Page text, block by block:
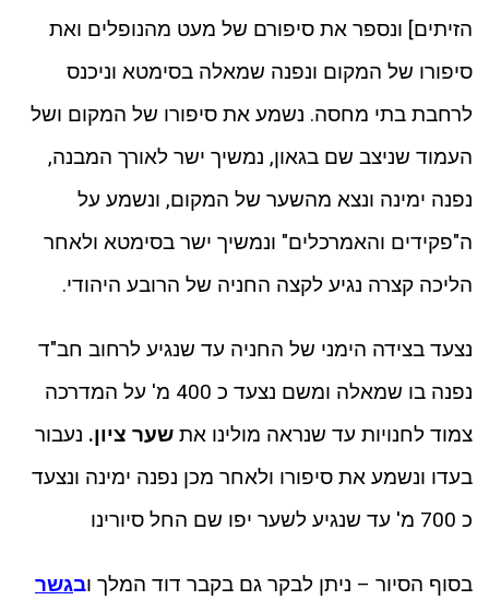
הזיתים] ונספר את סיפורם של מעט מהנופלים ואת
סיפורו של המקום ונפנה שמאלה בסימטא וניכנס
לרחבת בתי מחסה. נשמע את סיפורו של המקום ושל
העמוד שניצב שם בגאון, נמשיך ישר לאורך המבנה,
נפנה ימינה ונצא מהשער של המקום, ונשמע על
ה"פקידים והאמרכלים" ונמשיך ישר בסימטא ולאחר
הליכה קצרה נגיע לקצה החניה של הרובע היהודי.
נצעד בצידה הימני של החניה עד שנגיע לרחוב חב"ד
נפנה בו שמאלה ומשם נצעד כ 400 מ' על המדרכה
צמוד לחנויות עד שנראה מולינו את שער ציון. נעבור
בעדו ונשמע את סיפורו ולאחר מכן נפנה ימינה ונצעד
כ 700 מ' עד שנגיע לשער יפו שם החל סיורינו
בסוף הסיור – ניתן לבקר גם בקבר דוד המלך ובגשר